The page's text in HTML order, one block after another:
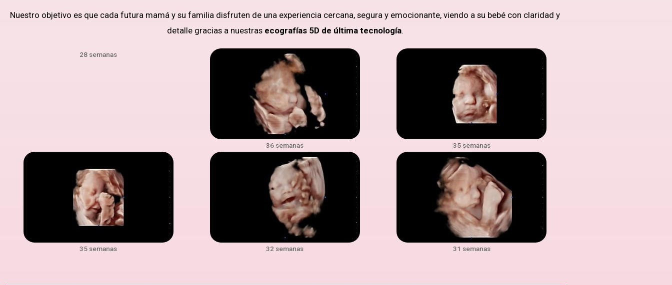
Nuestro objetivo es que cada futura mamá y su familia disfruten de una experiencia cercana, segura y emocionante, viendo a su bebé con claridad y
detalle gracias a nuestras ecografías 5D de última tecnología.
28 semanas
36 semanas 35 semanas
35 semanas 32 semanas 31 semanas